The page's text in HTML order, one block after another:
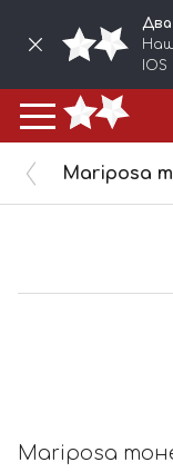
Два
IOS
Mariposa